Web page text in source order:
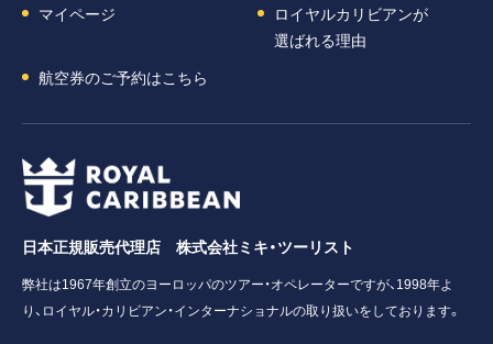
マイページ
ロイヤルカリビアンが
選ばれる理由
航空券のご予約はこちら
日本正規販売代理店 株式会社ミキ・ツーリスト
弊社は1967年創立のヨーロッパのツアー・オペレーターですが、1998年よ
り、ロイヤル・カリビアン・インターナショナルの取り扱いをしております。